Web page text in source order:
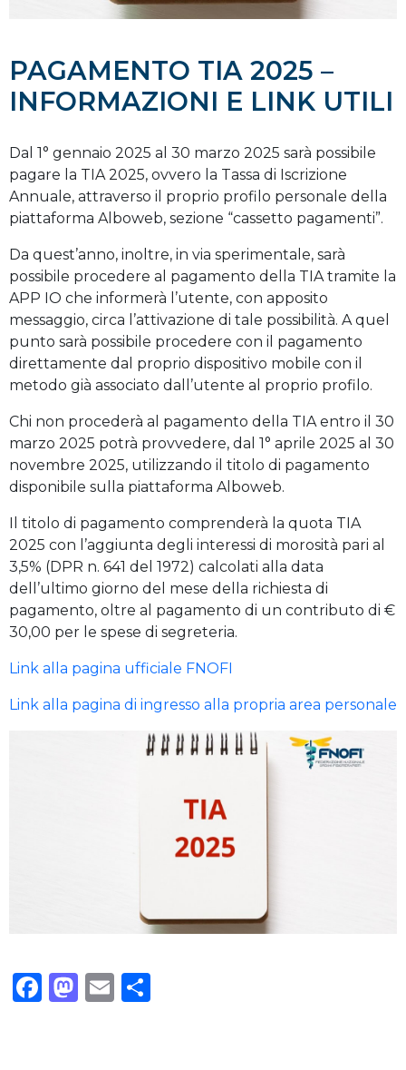
PAGAMENTO TIA 2025 –
INFORMAZIONI E LINK UTILI
Dal 1° gennaio 2025 al 30 marzo 2025 sarà possibile
pagare la TIA 2025, ovvero la Tassa di Iscrizione
Annuale, attraverso il proprio profilo personale della
piattaforma Alboweb, sezione “cassetto pagamenti”.
Da quest’anno, inoltre, in via sperimentale, sarà
possibile procedere al pagamento della TIA tramite la
APP IO che informerà l’utente, con apposito
messaggio, circa l’attivazione di tale possibilità. A quel
punto sarà possibile procedere con il pagamento
direttamente dal proprio dispositivo mobile con il
metodo già associato dall’utente al proprio profilo.
Chi non procederà al pagamento della TIA entro il 30
marzo 2025 potrà provvedere, dal 1° aprile 2025 al 30
novembre 2025, utilizzando il titolo di pagamento
disponibile sulla piattaforma Alboweb.
Il titolo di pagamento comprenderà la quota TIA
2025 con l’aggiunta degli interessi di morosità pari al
3,5% (DPR n. 641 del 1972) calcolati alla data
dell’ultimo giorno del mese della richiesta di
pagamento, oltre al pagamento di un contributo di €
30,00 per le spese di segreteria.
Link alla pagina ufficiale FNOFI
Link alla pagina di ingresso alla propria area personale
Facebook
Mastodon
Email